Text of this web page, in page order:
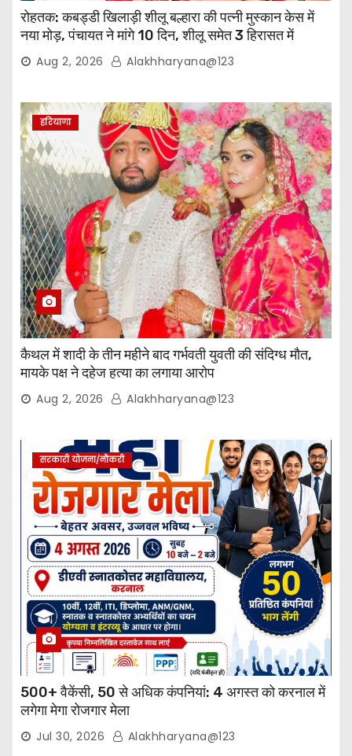
रोहतक: कबड्डी खिलाड़ी शीलू बल्हारा की पत्नी मुस्कान केस में
नया मोड़, पंचायत ने मांगे 10 दिन, शीलू समेत 3 हिरासत में
Aug 2, 2026 Alakhharyana@123
हरियाणा
कैथल में शादी के तीन महीने बाद गर्भवती युवती की संदिग्ध मौत,
मायके पक्ष ने दहेज हत्या का लगाया आरोप
Aug 2, 2026 Alakhharyana@123
सरकारी योजना/नौकरी
500+ वैकेंसी, 50 से अधिक कंपनियां: 4 अगस्त को करनाल में
लगेगा मेगा रोजगार मेला
Jul 30, 2026 Alakhharyana@123